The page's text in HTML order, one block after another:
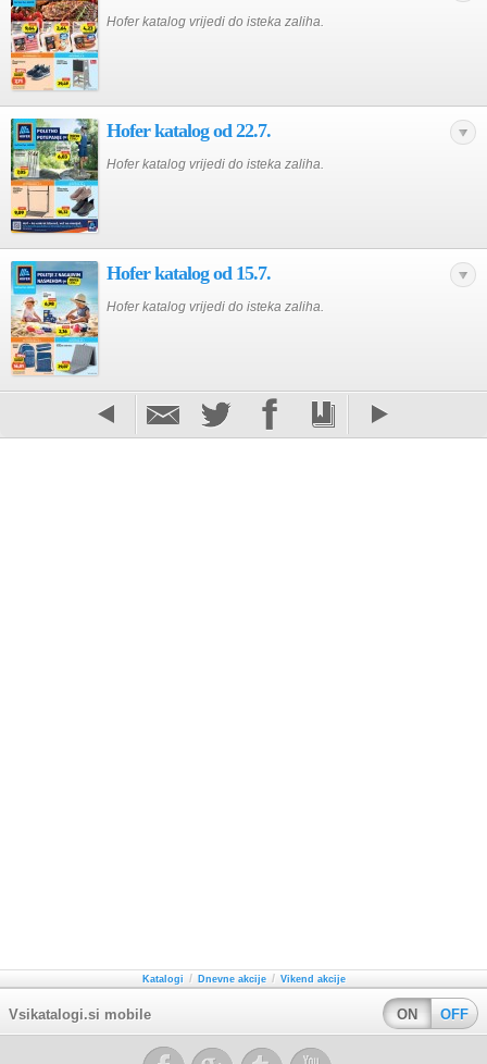
Hofer katalog vrijedi do isteka zaliha.
Hofer katalog od 22.7.
Hofer katalog vrijedi do isteka zaliha.
Hofer katalog od 15.7.
Hofer katalog vrijedi do isteka zaliha.
Katalogi / Dnevne akcije / Vikend akcije
Vsikatalogi.si mobile ON OFF